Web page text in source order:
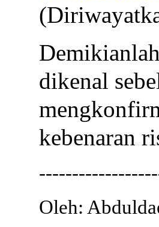
dikenal
kebenaran
Oleh: